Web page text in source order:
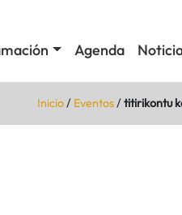
Agenda
Inicio/ Eventos/titirikontu